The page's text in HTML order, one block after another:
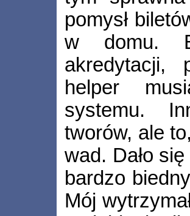
pomysł
w domu.
akredytacji,
helper
systemu.
tworów, ale
wad. Dało
bardzo
Mój